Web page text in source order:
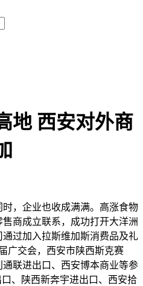
地 西安对外商
，企业也收成满满。高涨食物
商成立联系，成功打开大洋洲
过加入拉斯维加斯消费品及礼
广交会，西安市陕西斯克赛
联进出口、西安博本商业等参
、陕西新奔宇进出口、西安拾